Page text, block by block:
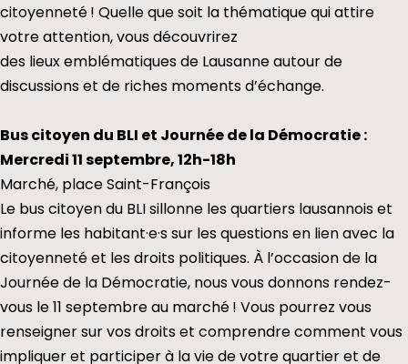
citoyenneté ! Quelle que soit la thématique qui attire
votre attention, vous découvrirez
des lieux emblématiques de Lausanne autour de
discussions et de riches moments d’échange.
Bus citoyen du BLI et Journée de la Démocratie :
Mercredi 11 septembre, 12h-18h
Marché, place Saint-François
Le bus citoyen du BLI sillonne les quartiers lausannois et
informe les habitant·e·s sur les questions en lien avec la
citoyenneté et les droits politiques. À l’occasion de la
Journée de la Démocratie, nous vous donnons rendez-
vous le 11 septembre au marché ! Vous pourrez vous
renseigner sur vos droits et comprendre comment vous
impliquer et participer à la vie de votre quartier et de